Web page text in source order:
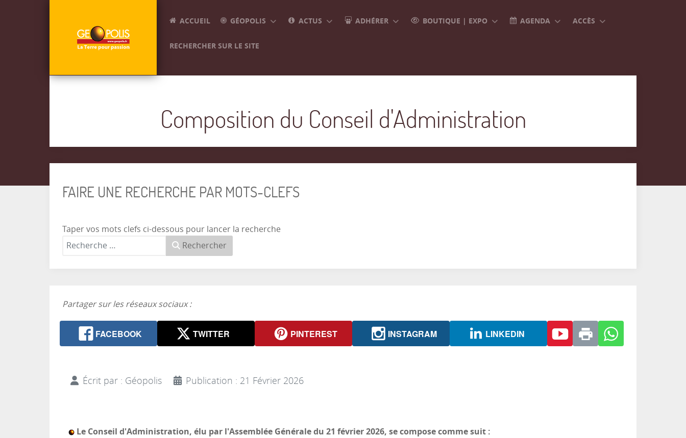
ACCUEIL GÉOPOLIS ACTUS ADHÉRER BOUTIQUE | EXPO AGENDA ACCÈS
RECHERCHER SUR LE SITE
Composition du Conseil d'Administration
FAIRE UNE RECHERCHE PAR MOTS-CLEFS
Taper vos mots clefs ci-dessous pour lancer la recherche
Rechercher
Partager sur les réseaux sociaux :
FACEBOOK TWITTER PINTEREST INSTAGRAM LINKEDIN
Écrit par : Géopolis Publication : 21 Février 2026
Le Conseil d'Administration, élu par l'Assemblée Générale du 21 février 2026, se compose comme suit :